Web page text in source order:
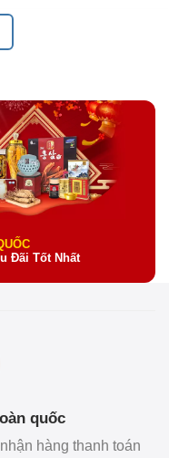
Đãi Tốt Nhất
quốc
hàng thanh toán